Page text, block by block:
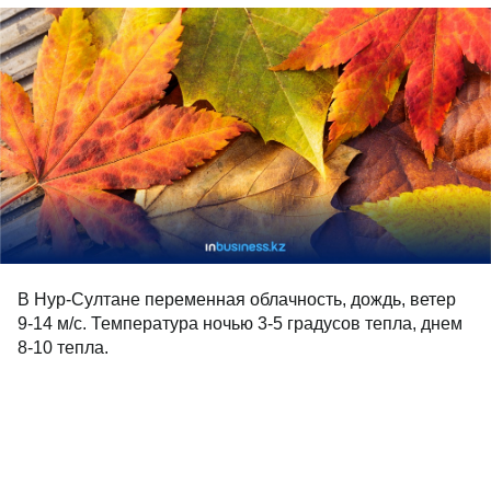
В Нур-Султане переменная облачность, дождь, ветер
9-14 м/с. Температура ночью 3-5 градусов тепла, днем
8-10 тепла.